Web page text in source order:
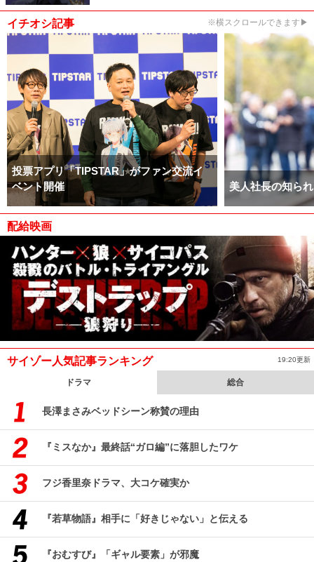
イチオシ記事 ※横スクロールできます▶
投票アプリ「TIPSTAR」がファン交流イ
ベント開催
美人社長の知ら
配給映画
サイゾー人気記事ランキング 19:20更新
ドラマ 総合
長澤まさみベッドシーン称賛の理由
『ミスなか』最終話“ガロ編”に落胆したワケ
フジ香里奈ドラマ、大コケ確実か
『若草物語』相手に「好きじゃない」と伝える
『おむすび』「ギャル要素」が邪魔